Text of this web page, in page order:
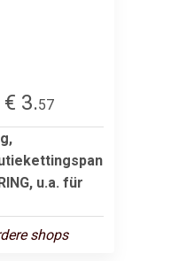
€ 3.57
u.a. für
shops